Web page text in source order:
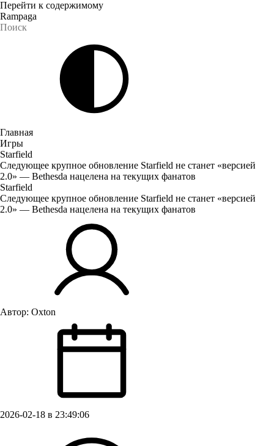
Перейти к содержимому
Rampaga
Главная
Игры
Starfield
Следующее крупное обновление Starfield не станет «версией
2.0» — Bethesda нацелена на текущих фанатов
Starfield
Следующее крупное обновление Starfield не станет «версией
2.0» — Bethesda нацелена на текущих фанатов
Автор: Oxton
2026-02-18 в 23:49:06